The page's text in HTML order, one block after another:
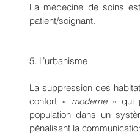
La médecine de soins
patient/soignant.
5. L’urbanisme
La suppression des
confort « moderne » qui
population dans un
pénalisant la